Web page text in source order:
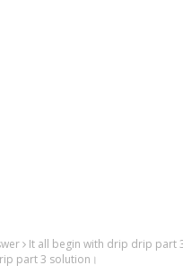
It all begin with drip drip part
part 3 solution।